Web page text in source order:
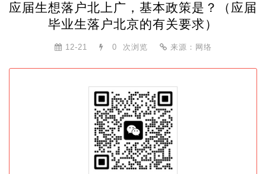
应届生想落户北上广，基本政策是？（应届
毕业生落户北京的有关要求）
12-21 0 次浏览 来源：网络